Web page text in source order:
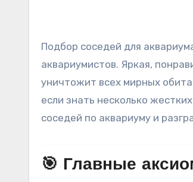
Подбор соседей для аквариума — это самый частый камень преткновения для начинающих
аквариумистов. Яркая,
уничтожит всех мирных
если знать несколько
соседей по аквариуму и
🎯 Главные